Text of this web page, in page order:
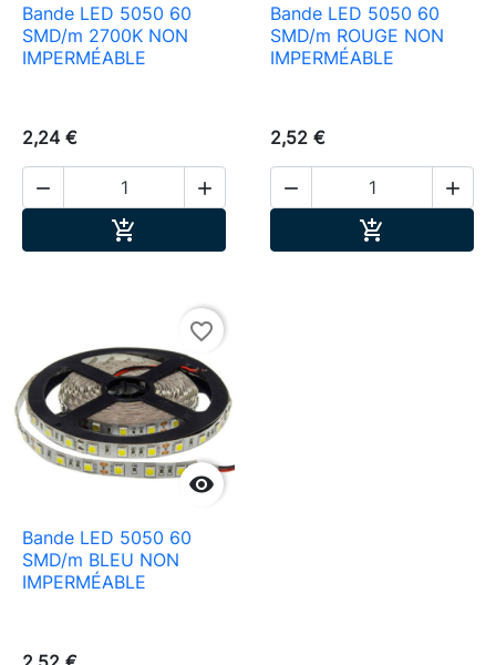
Bande LED 5050 60
SMD/m 2700K NON
IMPERMÉABLE
2,24 €
 

Bande LED 5050 60
SMD/m ROUGE NON
IMPERMÉABLE
2,52 €
 


favorite_border
Bande LED 5050 60
SMD/m BLEU NON
IMPERMÉABLE